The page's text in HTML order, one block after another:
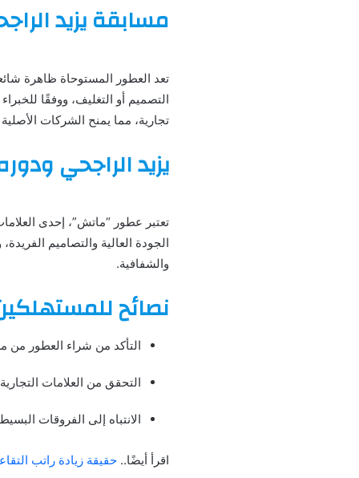
مسابقة يزيد
تعد العطور المستوحاة ظاهرة
التصميم أو التغليف، ووفقًا
تجارية، مما يمنح الشركات
يزيد الراجحي
تعتبر عطور “ماتش”، إحدى
الجودة العالية والتصاميم
والشفافية.
نصائح
التأكد من شراء العطور من
التحقق من العلامات
الانتباه إلى الفروقات
اقرأ أيضًا.. حقيقة زيادة راتب